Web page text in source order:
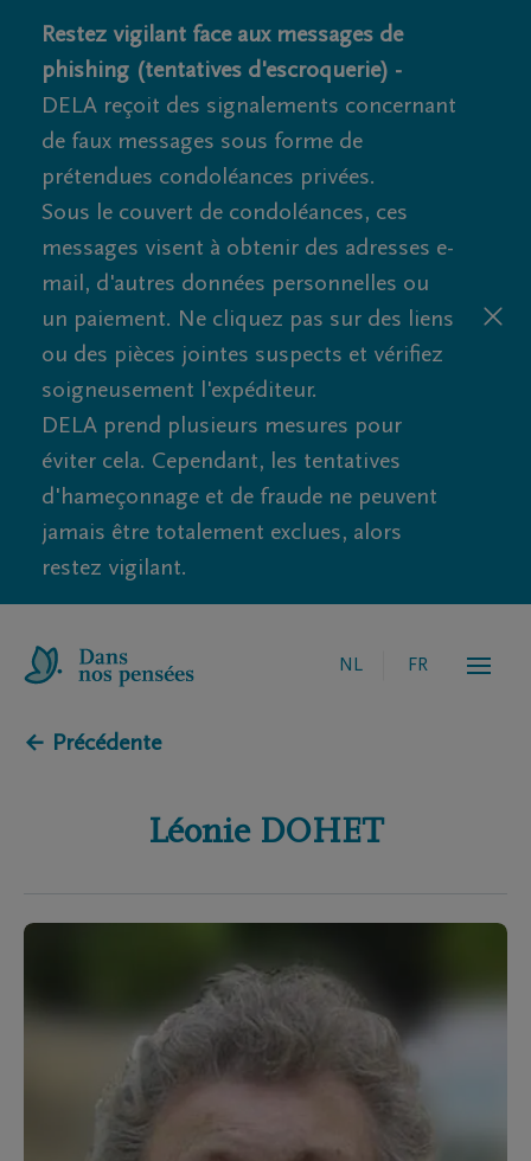
Restez vigilant face aux messages de
phishing (tentatives d'escroquerie) -
DELA reçoit des signalements concernant
de faux messages sous forme de
prétendues condoléances privées.
Sous le couvert de condoléances, ces
messages visent à obtenir des adresses e-
mail, d'autres données personnelles ou
un paiement. Ne cliquez pas sur des liens
ou des pièces jointes suspects et vérifiez
soigneusement l'expéditeur.
DELA prend plusieurs mesures pour
éviter cela. Cependant, les tentatives
d'hameçonnage et de fraude ne peuvent
jamais être totalement exclues, alors
restez vigilant.
NL FR
← Précédente
Léonie DOHET